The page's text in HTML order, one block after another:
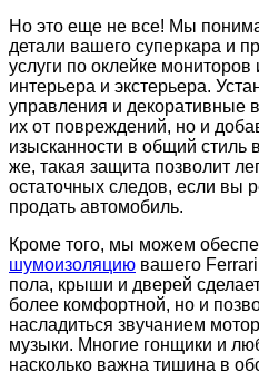
Но это еще не все! Мы
детали вашего суперкара и
услуги по оклейке
интерьера и экстерьера.
управления и декоративные
их от повреждений, но и
изысканности в общий стиль
же, такая защита позволит
остаточных следов, если вы
продать автомобиль.
Кроме того, мы можем
шумоизоляцию вашего
пола, крыши и дверей
более комфортной, но и
насладиться звучанием
музыки. Многие гонщики и
насколько важна тишина в